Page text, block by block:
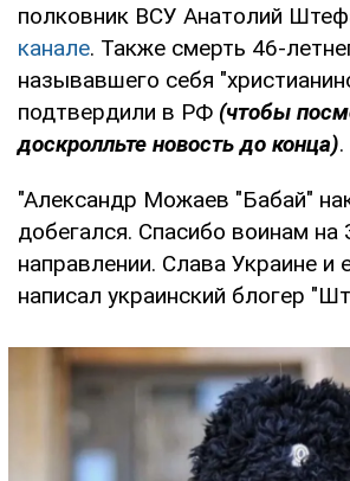
полковник ВСУ Анатолий
канале. Также смерть 46-
называвшего себя
подтвердили в РФ (чтобы
доскролльте новость до конца).
"Александр Можаев "Бабай"
добегался. Спасибо воинам
направлении. Слава Украине и
написал украинский блогер